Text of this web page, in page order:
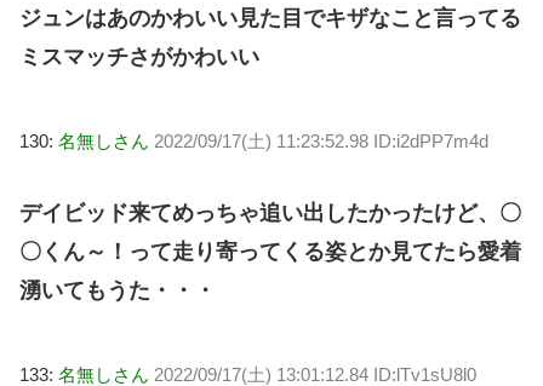
ジュンはあのかわいい見た目でキザなこと言ってる
ミスマッチさがかわいい
130: 名無しさん 2022/09/17(土) 11:23:52.98 ID:i2dPP7m4d
デイビッド来てめっちゃ追い出したかったけど、〇
〇くん～！って走り寄ってくる姿とか見てたら愛着
湧いてもうた・・・
133: 名無しさん 2022/09/17(土) 13:01:12.84 ID:lTv1sU8l0